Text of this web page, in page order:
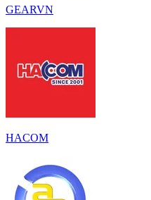
GEARVN
HACOM